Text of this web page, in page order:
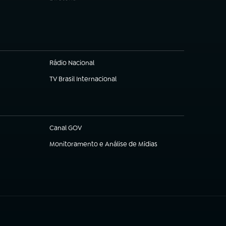
Rádio Nacional
TV Brasil Internacional
(abre em nova aba)
Canal GOV
(abre em nova aba)
Monitoramento e Análise de Mídias
(abre em nova aba)